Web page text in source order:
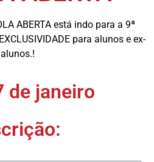
ABERTA está indo para a 9ª
para alunos e ex-
alunos.!
de janeiro